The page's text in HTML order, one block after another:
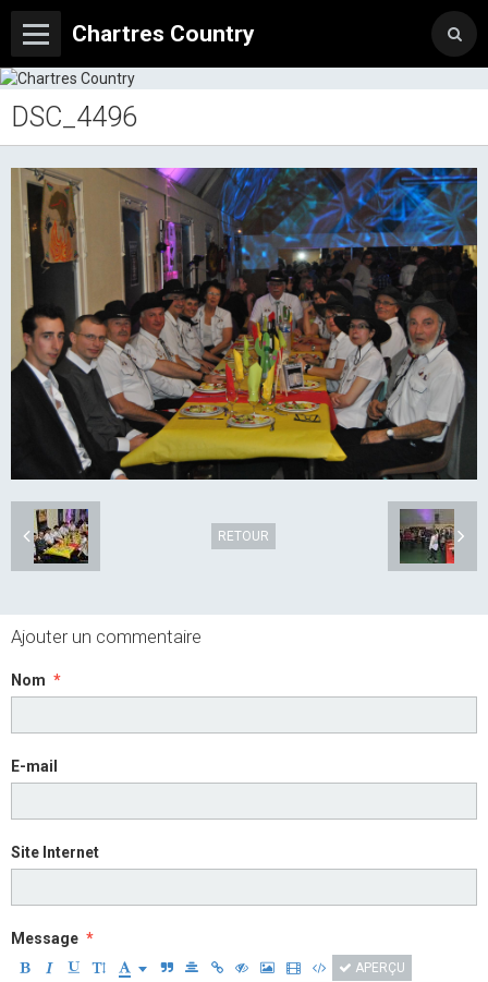
Chartres Country
DSC_4496
RETOUR
Ajouter un commentaire
Nom
E-mail
Site Internet
Message
APERÇU